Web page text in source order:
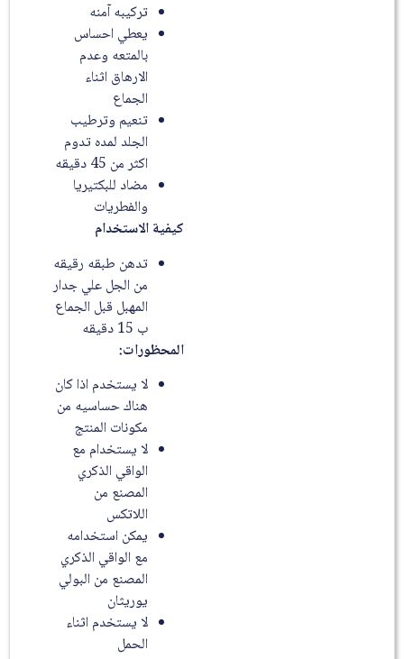
تركيبه آمنه
يعطي احساس
بالمتعه وعدم
الارهاق اثناء
الجماع
تنعيم وترطيب
الجلد لمده تدوم
اكثر من 45 دقيقه
مضاد للبكتيريا
والفطريات
كيفية الاستخدام
تدهن طبقه رقيقه
من الجل علي جدار
المهبل قبل الجماع
ب 15 دقيقه
المحظورات:
لا يستخدم اذا كان
هناك حساسيه من
مكونات المنتج
لا يستخدام مع
الواقي الذكري
المصنع من
اللاتكس
يمكن استخدامه
مع الواقي الذكري
المصنع من البولي
يوريثان
لا يستخدم اثناء
الحمل